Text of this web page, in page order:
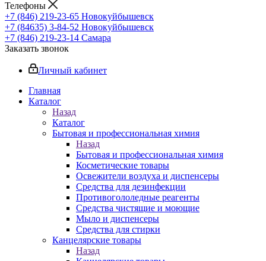
Телефоны
+7 (846) 219-23-65 Новокуйбышевск
+7 (84635) 3-84-52 Новокуйбышевск
+7 (846) 219-23-14 Самара
Заказать звонок
Личный кабинет
Главная
Каталог
Назад
Каталог
Бытовая и профессиональная химия
Назад
Бытовая и профессиональная химия
Косметические товары
Освежители воздуха и диспенсеры
Средства для дезинфекции
Противогололедные реагенты
Средства чистящие и моющие
Мыло и диспенсеры
Средства для стирки
Канцелярские товары
Назад